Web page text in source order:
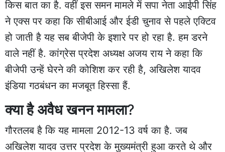
किस बात का है. वहीं इस समन मामले में सपा नेता आईपी सिंह
ने एक्स पर कहा कि सीबीआई और ईडी चुनाव से पहले एक्टिव
हो जाती है यह सब बीजेपी के इशारे पर हो रहा है. हम डरने
वाले नहीं है. कांग्रेस प्रदेश अध्यक्ष अजय राय ने कहा कि
बीजेपी उन्हें घेरने की कोशिश कर रही है, अखिलेश यादव
इंडिया गठबंधन का मजबूत हिस्सा हैं.
क्या है अवैध खनन मामला?
गौरतलब है कि यह मामला 2012-13 वर्ष का है. जब
अखिलेश यादव उत्तर प्रदेश के मुख्यमंत्री हुआ करते थे और